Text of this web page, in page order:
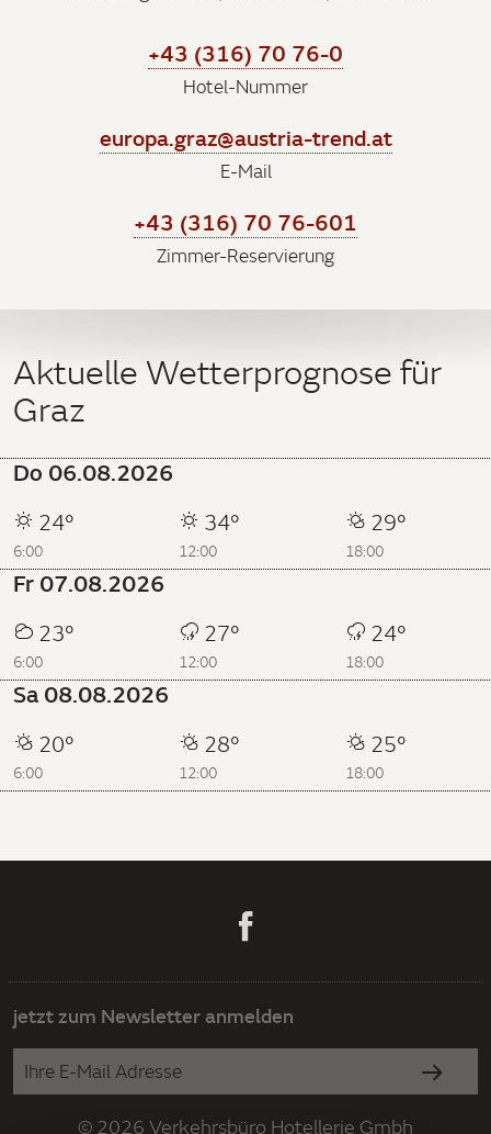
+43 (316) 70 76-0
Hotel-Nummer
europa.graz@austria-trend.at
E-Mail
+43 (316) 70 76-601
Zimmer-Reservierung
Aktuelle Wetterprognose für
Graz
Do 06.08.2026
24°
6:00
34°
12:00
29°
18:00
Fr 07.08.2026
23°
6:00
27°
12:00
24°
18:00
Sa 08.08.2026
20°
6:00
28°
12:00
25°
18:00
jetzt zum Newsletter anmelden
© 2026 Verkehrsbüro Hotellerie Gmbh